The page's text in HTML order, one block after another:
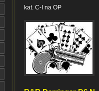
kat. C-I na OP